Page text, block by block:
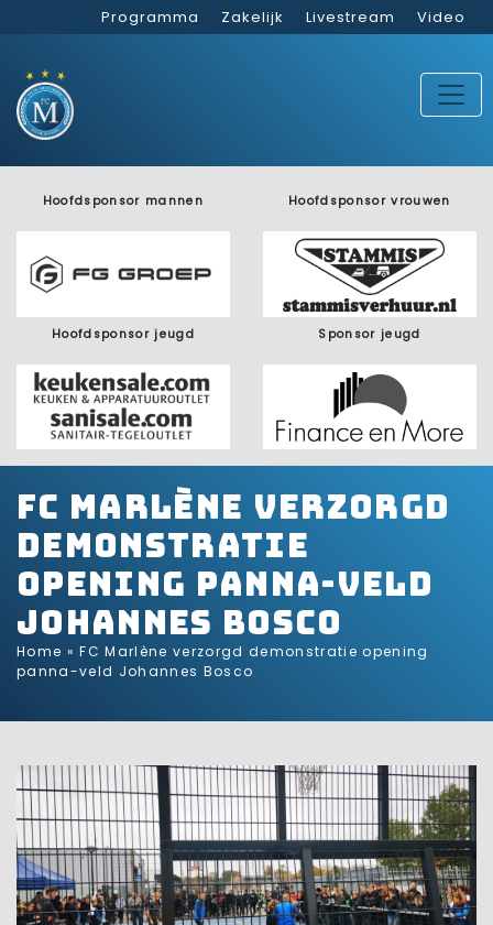
Programma Zakelijk Livestream Video
Hoofdsponsor mannen Hoofdsponsor vrouwen
Hoofdsponsor jeugd Sponsor jeugd
FC Marlène verzorgd
demonstratie
opening panna-veld
Johannes Bosco
Home »FC Marlène verzorgd demonstratie opening
panna-veld Johannes Bosco